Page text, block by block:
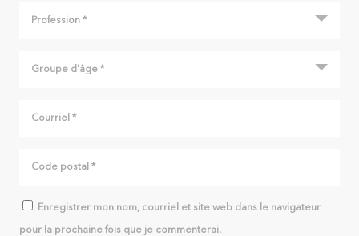
Enregistrer mon nom, courriel et site web dans le navigateur
pour la prochaine fois que je commenterai.